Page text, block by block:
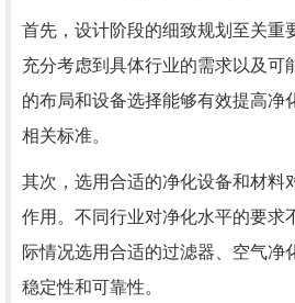
首先，设计阶段的细致规划至关重
充分考虑到具体行业的需求以及可
的布局和设备选择能够有效提高净
相关标准。
其次，选用合适的净化设备和材料
作用。不同行业对净化水平的要求
际情况选用合适的过滤器、空气净
稳定性和可靠性。